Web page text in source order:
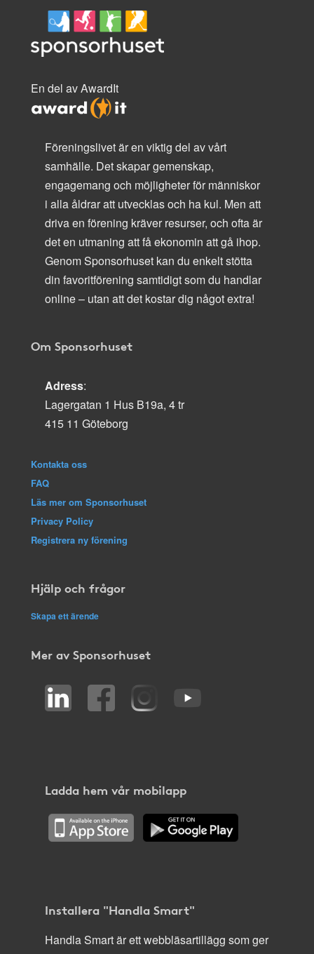
En del av AwardIt
Föreningslivet är en viktig del av vårt
samhälle. Det skapar gemenskap,
engagemang och möjligheter för människor
i alla åldrar att utvecklas och ha kul. Men att
driva en förening kräver resurser, och ofta är
det en utmaning att få ekonomin att gå ihop.
Genom Sponsorhuset kan du enkelt stötta
din favoritförening samtidigt som du handlar
online – utan att det kostar dig något extra!
Om Sponsorhuset
Adress:
Lagergatan 1 Hus B19a, 4 tr
415 11 Göteborg
Kontakta oss
FAQ
Läs mer om Sponsorhuset
Privacy Policy
Registrera ny förening
Hjälp och frågor
Skapa ett ärende
Mer av Sponsorhuset
Ladda hem vår mobilapp
Installera "Handla Smart"
Handla Smart är ett webbläsartillägg som ger